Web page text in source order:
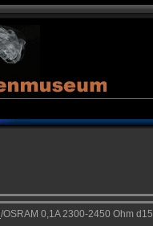
/OSRAM 0,1A 2300-2450 Ohm d15